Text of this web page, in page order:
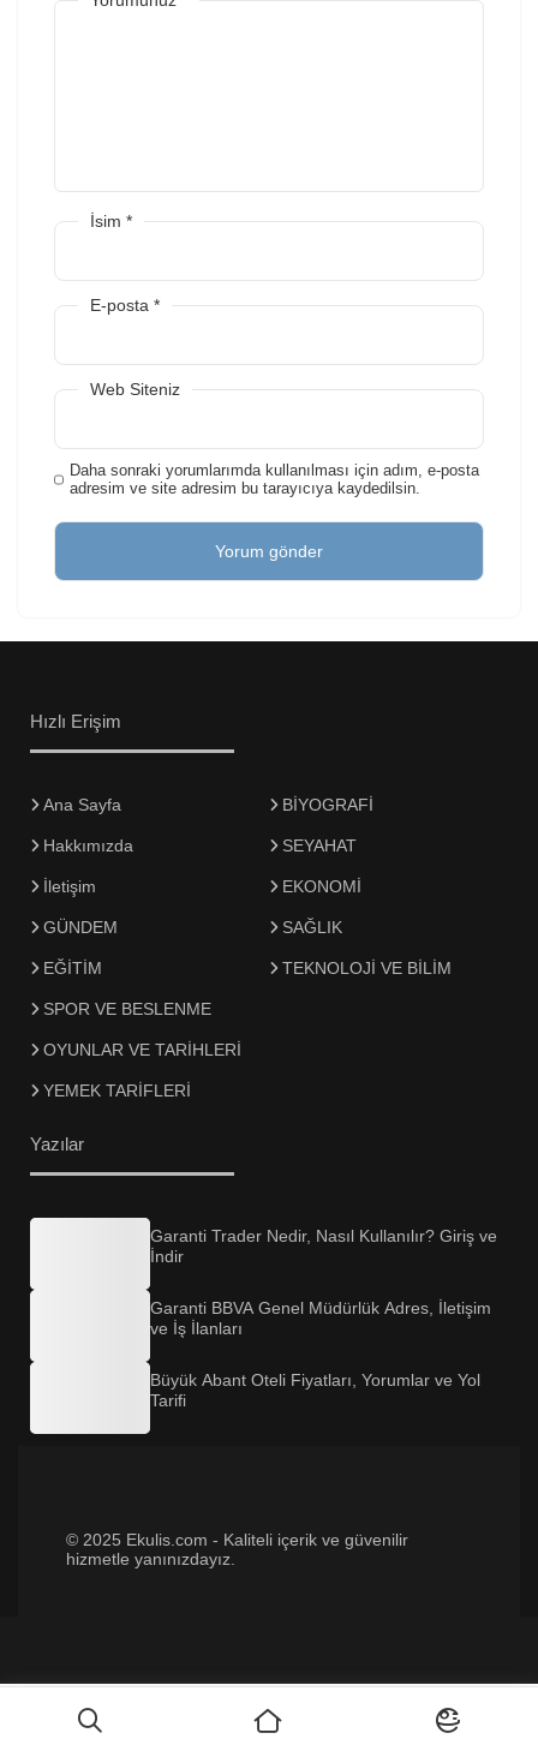
İsim *
E-posta *
Web Siteniz
Daha sonraki yorumlarımda kullanılması için adım, e-posta
adresim ve site adresim bu tarayıcıya kaydedilsin.
Hızlı Erişim
Ana Sayfa
Hakkımızda
İletişim
GÜNDEM
EĞİTİM
BİYOGRAFİ
SEYAHAT
EKONOMİ
SAĞLIK
TEKNOLOJİ VE BİLİM
SPOR VE BESLENME
OYUNLAR VE TARİHLERİ
YEMEK TARİFLERİ
Yazılar
Garanti Trader Nedir, Nasıl Kullanılır? Giriş ve
İndir
Garanti BBVA Genel Müdürlük Adres, İletişim
ve İş İlanları
Büyük Abant Oteli Fiyatları, Yorumlar ve Yol
Tarifi
© 2025 Ekulis.com - Kaliteli içerik ve güvenilir
hizmetle yanınızdayız.